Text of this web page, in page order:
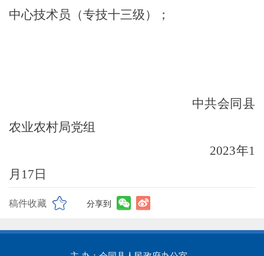
中心技术员（专技十三级） ；
中共会同县
农业农村局党组
2023年1
月 17 日
稿件收藏 分享到